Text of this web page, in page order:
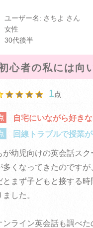
ユーザー名: さちよ さん
女性
30代後半
心者の私には向
1点
自宅にいながら好き
回線トラブルで授業
が幼児向けの英会話ス
多くなってきたのです
とまず子どもと接する
した。
ンライン英会話も調べ